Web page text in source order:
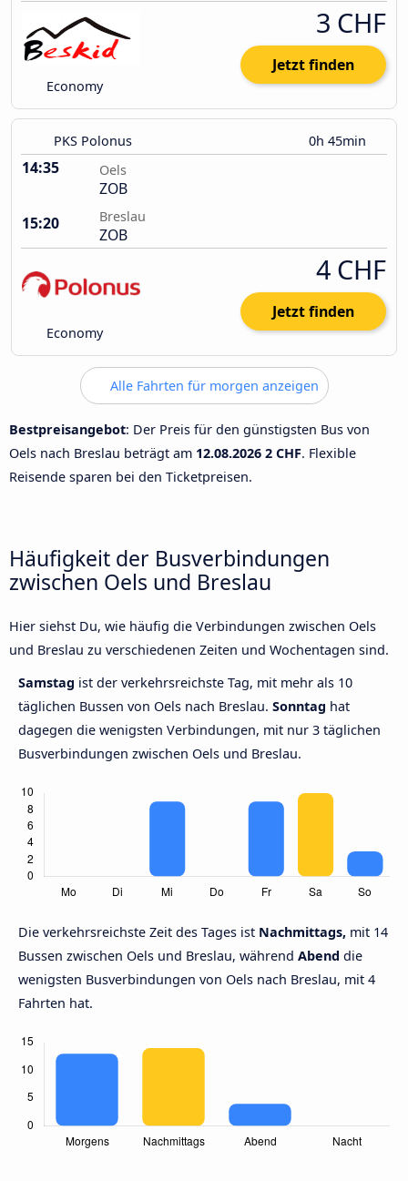
Economy
3 CHF
Jetzt finden
PKS Polonus 0h 45min
14:35 Oels
ZOB
15:20
Breslau
ZOB
Economy
4 CHF
Jetzt finden
Alle Fahrten für morgen anzeigen
Bestpreisangebot: Der Preis für den günstigsten Bus von
Oels nach Breslau beträgt am 12.08.2026 2 CHF. Flexible
Reisende sparen bei den Ticketpreisen.
Häufigkeit der Busverbindungen
zwischen Oels und Breslau
Hier siehst Du, wie häufig die Verbindungen zwischen Oels
und Breslau zu verschiedenen Zeiten und Wochentagen sind.
Samstag ist der verkehrsreichste Tag, mit mehr als 10
täglichen Bussen von Oels nach Breslau. Sonntag hat
dagegen die wenigsten Verbindungen, mit nur 3 täglichen
Busverbindungen zwischen Oels und Breslau.
Die verkehrsreichste Zeit des Tages ist Nachmittags, mit 14
Bussen zwischen Oels und Breslau, während Abend die
wenigsten Busverbindungen von Oels nach Breslau, mit 4
Fahrten hat.